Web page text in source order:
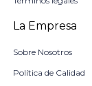
La Empresa
Sobre Nosotros
Política de Calidad